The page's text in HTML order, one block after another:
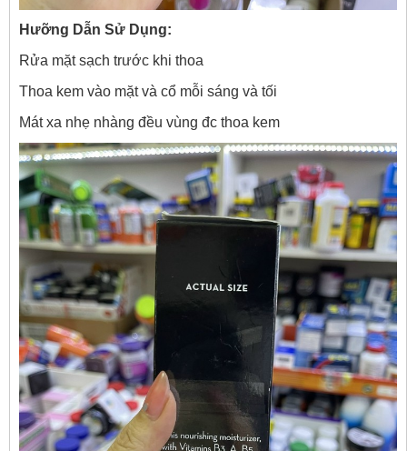
Hưỡng Dẫn Sử Dụng:
Rửa mặt sạch trước khi thoa
Thoa kem vào mặt và cổ mỗi sáng và tối
Mát xa nhẹ nhàng đều vùng đc thoa kem